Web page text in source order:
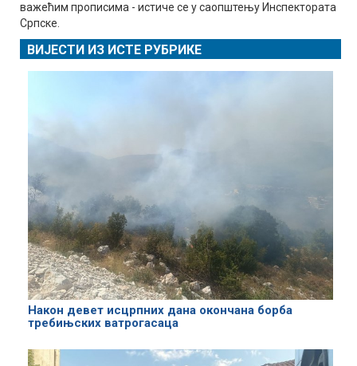
важећим прописима - истиче се у саопштењу Инспектората
Српске.
ВИЈЕСТИ ИЗ ИСТЕ РУБРИКЕ
Након девет исцрпних дана окончана борба
требињских ватрогасаца